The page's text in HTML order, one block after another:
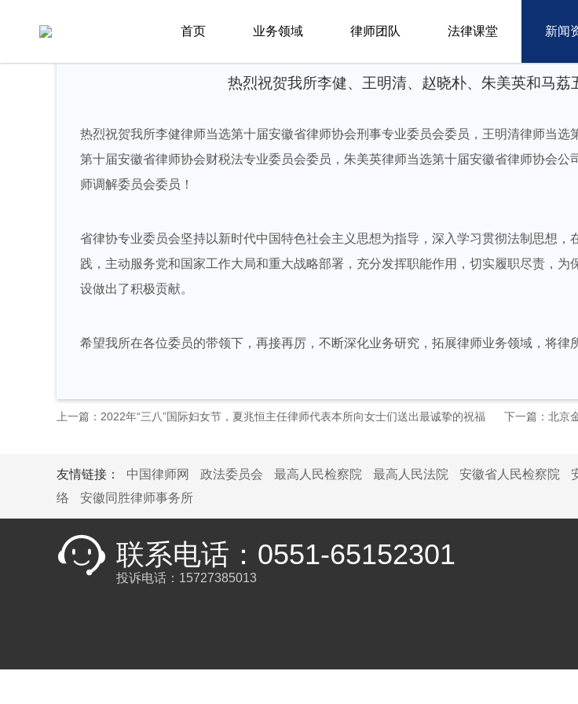
首页 业务领域 律师团队 法律课堂 新闻
热烈祝贺我所李健、王明清、赵晓朴、朱美英和马
热烈祝贺我所李健律师当选第十届安徽省律师协会刑事专业委员会委员，王明清律师当
第十届安徽省律师协会财税法专业委员会委员，朱美英律师当选第十届安徽省律师协会
师调解委员会委员！
省律协专业委员会坚持以新时代中国特色社会主义思想为指导，深入学习贯彻法制思想
践，主动服务党和国家工作大局和重大战略部署，充分发挥职能作用，切实履职尽责，
设做出了积极贡献。
希望我所在各位委员的带领下，再接再厉，不断深化业务研究，拓展律师业务领域，将律
上一篇：2022年“三八”国际妇女节，夏兆恒主任律师代表本所向女士们送出最诚挚的祝福 下一篇：北京
友情链接： 中国律师网 政法委员会 最高人民检察院 最高人民法院 安徽省人民检察院
络
安徽同胜律师事务所
联系电话：0551-65152301
投诉电话：15727385013